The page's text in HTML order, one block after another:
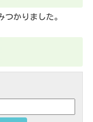
つかりました。